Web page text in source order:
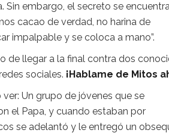
embargo, el secreto se
cacao de verdad, no harina de
impalpable y se coloca a mano”.
de llegar a la final contra dos
sociales. ¡Hablame de Mitos
Un grupo de jóvenes que se
el Papa, y cuando estaban por
se adelantó y le entregó un